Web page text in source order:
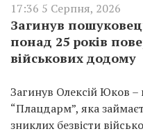
17:36 5 Серпня, 2026
Загинув
понад 25 років
військових додому
Загинув Олексій Юков
“Плацдарм”, яка
зниклих безвісти